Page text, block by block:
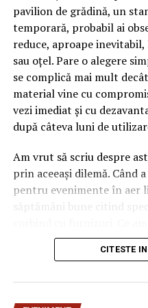
pavilion de grădină, un
temporară, probabil ai
reduce, aproape
sau oțel. Pare o alegere
se complică mai mult
material vine cu
vezi imediat și cu
după câteva luni de
Am vrut să scriu despre
prin aceeași dilemă. Când
pentru evenimente în aer
săptămâni bune citind
„corect” depinde mult de
pavilionul și de ceCITESTE